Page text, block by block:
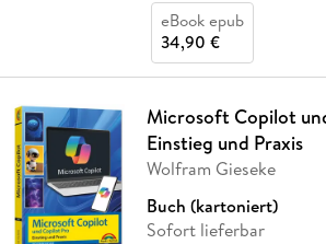
eBook epub
34,90 €
Microsoft Copilot
Einstieg und Praxis
Wolfram Gieseke
Buch (kartoniert)
Sofort lieferbar